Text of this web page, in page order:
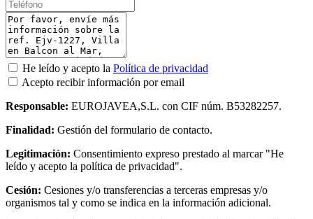
He leído y acepto la Política de privacidad
Acepto recibir información por email
Responsable: EUROJAVEA,S.L. con CIF núm. B53282257.
Finalidad: Gestión del formulario de contacto.
Legitimación: Consentimiento expreso prestado al marcar "He
leído y acepto la política de privacidad".
Cesión: Cesiones y/o transferencias a terceras empresas y/o
organismos tal y como se indica en la información adicional.